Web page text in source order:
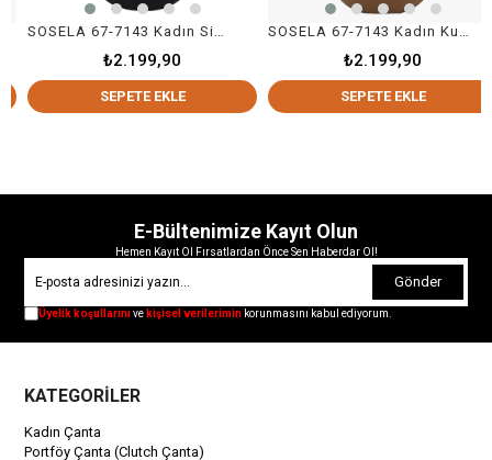
SOSELA 67-7143 Kadın Siyah Çapraz Askılı Çanta
₺2.199,90
SEPETE EKLE
SOSELA 67-7143 Kadın Kum Çapraz Askılı Çanta
₺2.199,90
SEPETE EKLE
E-Bültenimize Kayıt Olun
Hemen Kayıt Ol Fırsatlardan Önce Sen Haberdar Ol!
Gönder
Üyelik koşullarınıve kişisel verilerimin korunmasını kabul ediyorum.
KATEGORİLER
Kadın Çanta
Portföy Çanta (Clutch Çanta)